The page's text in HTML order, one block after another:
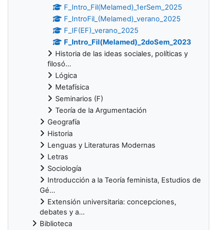
F_Intro_Fil(Melamed)_1erSem_2025
F_IntroFil_(Melamed)_verano_2025
F_IF(EF)_verano_2025
F_Intro_Fil(Melamed)_2doSem_2023
Historia de las ideas sociales, políticas y
filosó...
Lógica
Metafísica
Seminarios (F)
Teoría de la Argumentación
Geografía
Historia
Lenguas y Literaturas Modernas
Letras
Sociología
Introducción a la Teoría feminista, Estudios de
Gé...
Extensión universitaria: concepciones,
debates y a...
Biblioteca